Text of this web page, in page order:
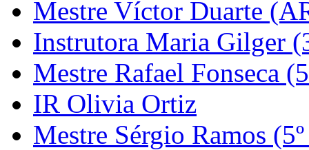
Mestre Víctor Duarte
Instrutora Maria Gilger
Mestre Rafael Fonseca
IR Olivia Ortiz
Mestre Sérgio Ramos